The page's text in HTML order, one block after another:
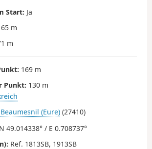
Start: Ja
65 m
m
169 m
Punkt: 130 m
Beaumesnil (Eure) (27410)
N 49.014338° / E 0.708737°
Ref. 1813SB, 1913SB